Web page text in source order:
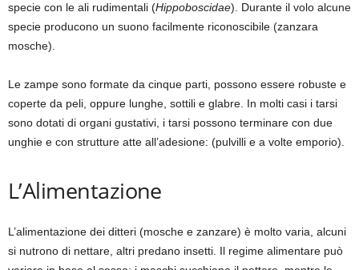
specie con le ali rudimentali (Hippoboscidae). Durante il volo alcune
specie producono un suono facilmente riconoscibile (zanzara
mosche).
Le zampe sono formate da cinque parti, possono essere robuste e
coperte da peli, oppure lunghe, sottili e glabre. In molti casi i tarsi
sono dotati di organi gustativi, i tarsi possono terminare con due
unghie e con strutture atte all’adesione: (pulvilli e a volte emporio).
L’Alimentazione
L’alimentazione dei ditteri (mosche e zanzare) è molto varia, alcuni
si nutrono di nettare, altri predano insetti. Il regime alimentare può